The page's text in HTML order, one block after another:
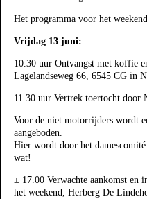
Het programma voor het
Vrijdag 13 juni:
10.30 uur Ontvangst met koffie
Lagelandseweg 66, 6545 CG in
11.30 uur Vertrek toertocht
Voor de niet motorrijders wordt
aangeboden.
Hier wordt door het
wat!
± 17.00 Verwachte aankomst en
het weekend, Herberg De